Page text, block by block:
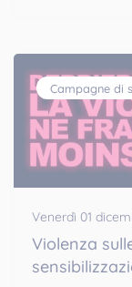
Campagne di
Venerdì 01
Violenza